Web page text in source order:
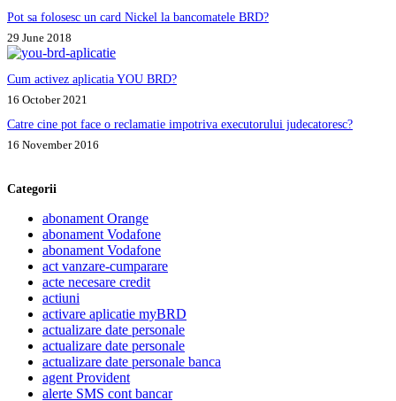
Pot sa folosesc un card Nickel la bancomatele BRD?
29 June 2018
Cum activez aplicatia YOU BRD?
16 October 2021
Catre cine pot face o reclamatie impotriva executorului judecatoresc?
16 November 2016
Categorii
abonament Orange
abonament Vodafone
abonament Vodafone
act vanzare-cumparare
acte necesare credit
actiuni
activare aplicatie myBRD
actualizare date personale
actualizare date personale
actualizare date personale banca
agent Provident
alerte SMS cont bancar